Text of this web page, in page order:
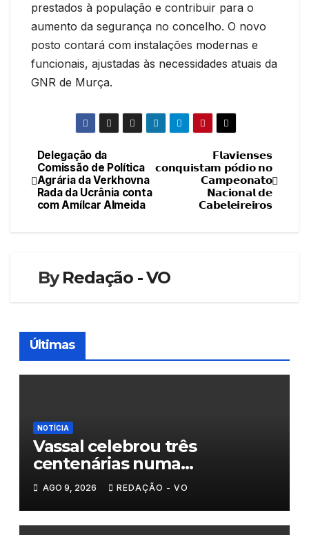
prestados à população e contribuir para o
aumento da segurança no concelho. O novo
posto contará com instalações modernas e
funcionais, ajustadas às necessidades atuais da
GNR de Murça.
Navegação
de
𝗙𝗹𝗮𝘃𝗶𝗲𝗻𝘀𝗲𝘀
𝗰𝗼𝗻𝗾𝘂𝗶𝘀𝘁𝗮𝗺 𝗽𝗼́𝗱𝗶𝗼 𝗻𝗼
𝗖𝗮𝗺𝗽𝗲𝗼𝗻𝗮𝘁𝗼
𝗡𝗮𝗰𝗶𝗼𝗻𝗮𝗹 𝗱𝗲
𝗖𝗮𝗯𝗲𝗹𝗲𝗶𝗿𝗲𝗶𝗿𝗼𝘀
Delegação da
Comissão de Política
Agrária da Verkhovna
Rada da Ucrânia conta
com Amílcar Almeida
ByRedação - VO
Últimas
NOTÍCIA
Vassal celebrou três
centenárias numa
homenagem a um século de
histórias
AGO 9, 2026 REDAÇÃO - VO